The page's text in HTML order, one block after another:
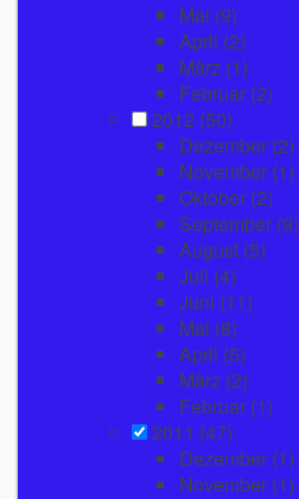
Mai (9)
April (2)
März (1)
Februar (2)
2012 (50)
Dezember (2)
November (1)
Oktober (2)
September (9)
August (5)
Juli (4)
Juni (11)
Mai (8)
April (5)
März (2)
Februar (1)
2011 (47)
Dezember (1)
November (1)